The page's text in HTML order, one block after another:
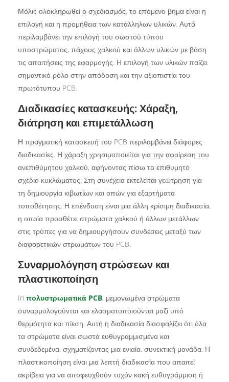
Μόλις ολοκληρωθεί ο σχεδιασμός, το επόμενο βήμα είναι η
επιλογή και η προμήθεια των κατάλληλων υλικών. Αυτό
περιλαμβάνει την επιλογή του σωστού τύπου
υποστρώματος, πάχους χαλκού και άλλων υλικών με βάση
τις απαιτήσεις της εφαρμογής. Η επιλογή των υλικών παίζει
σημαντικό ρόλο στην απόδοση και την αξιοπιστία του
πρωτότυπου PCB.
Διαδικασίες κατασκευής: Χάραξη,
διάτρηση και επιμετάλλωση
Η πραγματική κατασκευή του PCB περιλαμβάνει διάφορες
διαδικασίες. Η χάραξη χρησιμοποιείται για την αφαίρεση του
ανεπιθύμητου χαλκού, αφήνοντας πίσω το επιθυμητό
σχέδιο κυκλώματος. Στη συνέχεια εκτελείται γεώτρηση για
τη δημιουργία κιβωτίων και οπών για εξαρτήματα
τοποθέτησης. Η επένδυση είναι μια άλλη κρίσιμη διαδικασία,
η οποία προσθέτει στρώματα χαλκού ή άλλων μετάλλων
στις τρύπες για να δημιουργήσουν συνδέσεις μεταξύ των
διαφορετικών στρωμάτων του PCB.
Συναρμολόγηση στρώσεων και
πλαστικοποίηση
Inπολυστρωματικά PCB, μεμονωμένα στρώματα
συναρμολογούνται και ελασματοποιούνται μαζί υπό
θερμότητα και πίεση. Αυτή η διαδικασία διασφαλίζει ότι όλα
τα στρώματα είναι σωστά ευθυγραμμισμένα και
συνδεδεμένα, σχηματίζοντας μια ενιαία, συνεκτική μονάδα. Η
πλαστικοποίηση είναι μια λεπτή διαδικασία που απαιτεί
ακρίβεια για να αποφευχθούν τυχόν κακή ευθυγράμμιση ή